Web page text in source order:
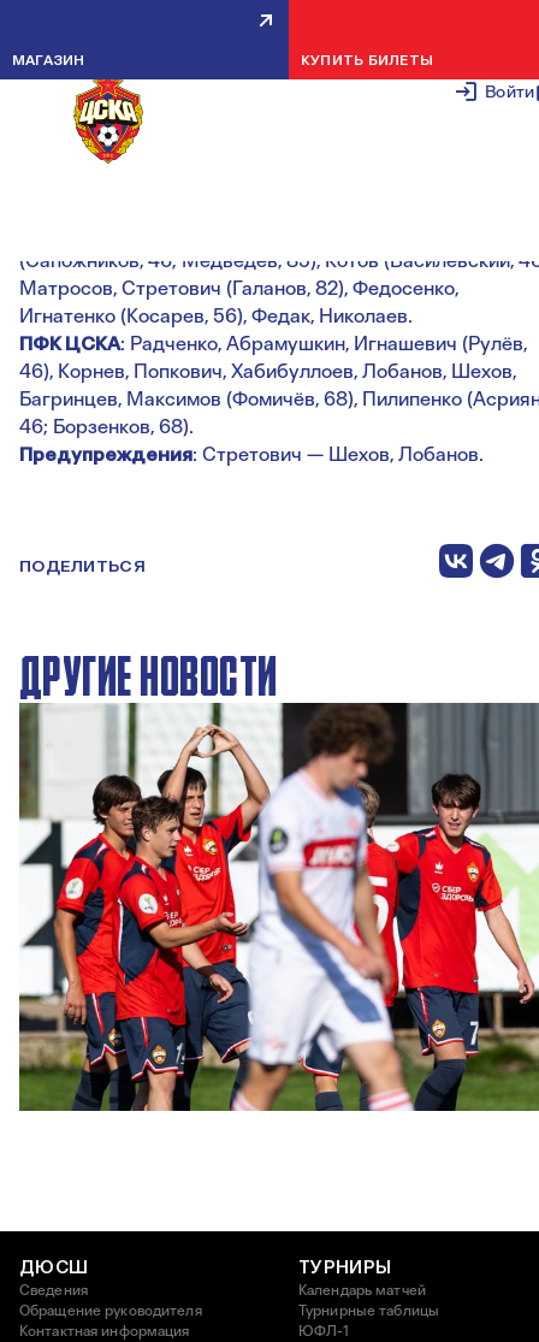
Войти
МАГАЗИН КУПИТЬ БИЛЕТЫ
НИЧЬЯ В САНКТ-ПЕТЕРБУРГЕ
6 НОЯБРЯ
Юношеская футбольная лига
(Сапожников, 46; Медведев, 85), Котов (Василевский,
Матросов, Стретович (Галанов, 82), Федосенко,
Игнатенко (Косарев, 56), Федак, Николаев.
ПФК ЦСКА: Радченко, Абрамушкин, Игнашевич (Рулёв,
46), Корнев, Попкович, Хабибуллоев, Лобанов, Шехов,
Багринцев, Максимов (Фомичёв, 68), Пилипенко
46; Борзенков, 68).
Предупреждения: Стретович — Шехов, Лобанов.
ПОДЕЛИТЬСЯ
ДРУГИЕ НОВОСТИ
ЮФЛ: Московское дерби на «Октябре»
3 АВГУСТА 2026 14:15
ДЮСШ
Сведения
Обращение руководителя
Контактная информация
ТУРНИРЫ
Календарь матчей
Турнирные таблицы
ЮФЛ-1